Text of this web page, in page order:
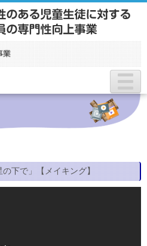
）
下で」【メイキング】